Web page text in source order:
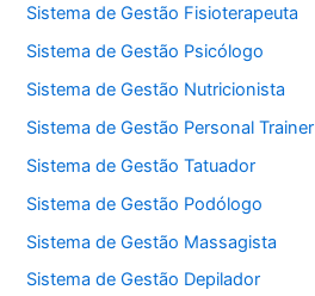
Sistema de Gestão Fisioterapeuta
Sistema de Gestão Psicólogo
Sistema de Gestão Nutricionista
Sistema de Gestão Personal Trainer
Sistema de Gestão Tatuador
Sistema de Gestão Podólogo
Sistema de Gestão Massagista
Sistema de Gestão Depilador